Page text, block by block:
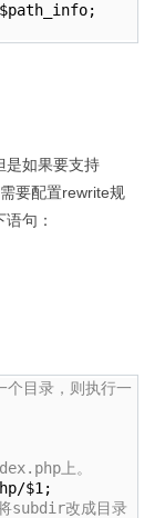
$path_info;
是如果要支持
要配置rewrite规
句：
个目录，则执行一
上。
$1;
subdir改成目录